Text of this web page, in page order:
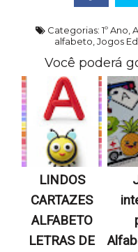
Categorias:1º Ano ,
alfabeto Jogos
Você poderá
LINDOS
CARTAZES
ALFABETO
LETRAS DE